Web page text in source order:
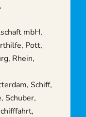
mbH,
Pott,
Rhein,
Schiff,
Schuber,